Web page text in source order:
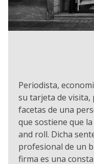
Periodista,
su tarjeta de
facetas de una
que sostiene que
and roll. Dicha
profesional de un
firma es una